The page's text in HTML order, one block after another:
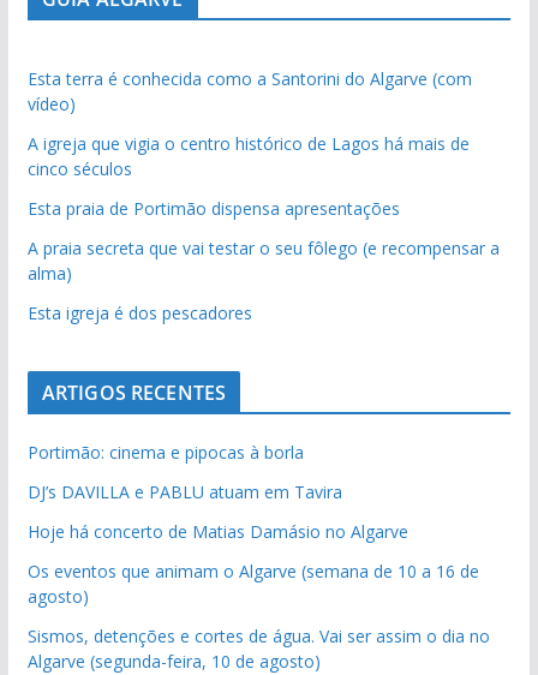
Esta terra é conhecida como a Santorini do Algarve (com
vídeo)
A igreja que vigia o centro histórico de Lagos há mais de
cinco séculos
Esta praia de Portimão dispensa apresentações
A praia secreta que vai testar o seu fôlego (e recompensar a
alma)
Esta igreja é dos pescadores
ARTIGOS RECENTES
Portimão: cinema e pipocas à borla
DJ’s DAVILLA e PABLU atuam em Tavira
Hoje há concerto de Matias Damásio no Algarve
Os eventos que animam o Algarve (semana de 10 a 16 de
agosto)
Sismos, detenções e cortes de água. Vai ser assim o dia no
Algarve (segunda-feira, 10 de agosto)